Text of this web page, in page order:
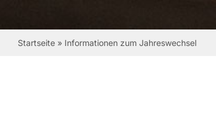
Startseite» Informationen zum Jahreswechsel